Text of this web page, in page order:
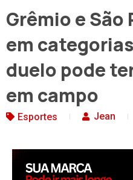
Grêmio e
em
duelo pode
em campo
Esportes Jean